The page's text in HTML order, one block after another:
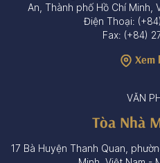
An, Thành phố Hồ Chí Minh,
Điện Thoại:
Fax: (+84)
Xem
VĂN
Tòa Nhà
17 Bà Huyện Thanh Quan,